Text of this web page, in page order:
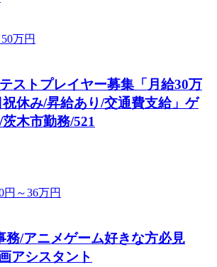
万円
ストプレイヤー募集「月給30万
祝休み/昇給あり/交通費支給」ゲ
木市勤務/521
円～36万円
務/アニメゲーム好きな方必見
アシスタント